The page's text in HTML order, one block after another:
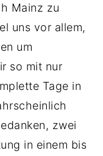
Mainz zu
uns vor allem,
um
so mit nur
Tage in
zwei
in einem bis